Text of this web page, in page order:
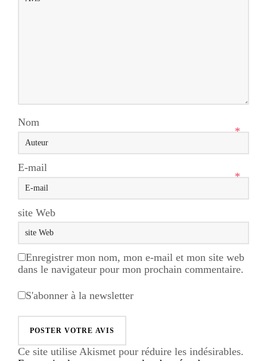
Nom
*
E-mail
*
site Web
Enregistrer mon nom, mon e-mail et mon site web
dans le navigateur pour mon prochain commentaire.
S'abonner à la newsletter
Ce site utilise Akismet pour réduire les indésirables.